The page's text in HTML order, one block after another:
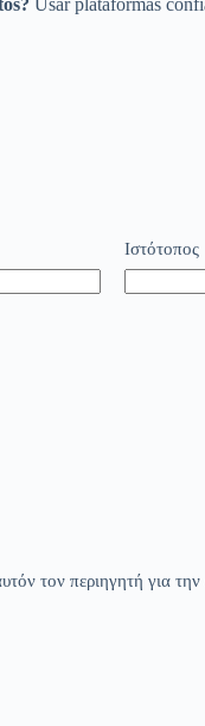
Usar plataformas
Ιστότοπος
τον περιηγητή για